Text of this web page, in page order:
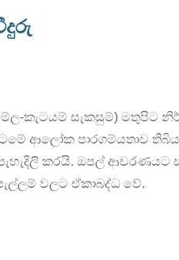
කැටයම් සැකසුම්) මතුපිට
ආලෝක පාරගම්යතාව
කරයි. ඔපල්
වලට ඒකාබද්ධ වේ.